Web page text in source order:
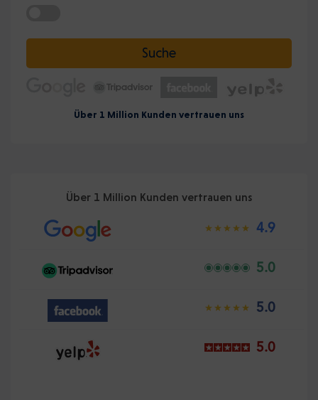
Suche
Über 1 Million Kunden vertrauen uns
Über 1 Million Kunden vertrauen uns
4.9
5.0
5.0
5.0